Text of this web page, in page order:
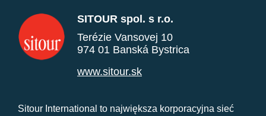
SITOUR spol. s r.o.
Terézie Vansovej 10
974 01 Banská Bystrica
www.sitour.sk
Sitour International to największa korporacyjna sieć